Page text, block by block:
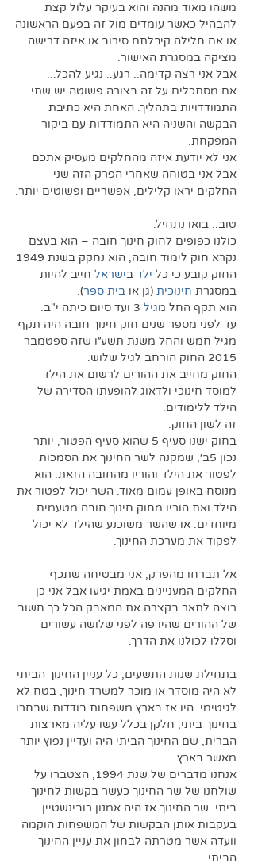
משהו מאוד מהנה והוא בעיקר עלול קצת
להבהיל כאשר עומדים מול זה בפעם הראשונה
או אם חלילה קיבלתם סירוב או איזה דרישה
מציקה במסגרת האישור.
אבל אני רצה קדימה.. רגע.. נגיע להכל...
אם מסתכלים על זה בצורה פשוטה יש שתי
התמודדויות בתהליך. האחת היא כתיבת
הבקשה והשניה היא התמודדות עם ביקור
המפקחת.
אני לא יודעת איזה מהחלקים מעסיק אתכם
אבל אני בטוחה שאחרי הפרק הזה שני
החלקים יראו קלילים, אפשריים ופשוטים יותר.
טוב.. בואו נתחיל.
כולנו כפופים לחוק חינוך חובה – הוא בעצם
החוק קובע כי כל ילד בישראל חייב להיות
במסגרת חינוכית (גן או בית ספר).
הוא תקף החל מגיל
עד לפני מספר שנים חוק חינוך חובה היה תקף
מגיל חמש והחל משנת תשע״ו שזה ספטמבר
2015 החוק הורחב לגיל שלוש.
החוק מחייב את ההורים לרשום את הילד
למוסד חינוכי ולדאוג להופעתו הסדירה של
הילד ללימודים.
זה לשון החוק.
בחוק ישנו סעיף 5 שהוא סעיף הפטור, יותר
נכון 5ב׳, שמקנה לשר החינוך את הסמכות
לפטור את הילד והוריו מהחובה הזאת. הוא
מנוסח באופן עמום מאוד. השר יכול לפטור את
הילד ואת הוריו מחוק חינוך חובה מטעמים
מיוחדים. או שהשר משוכנע שהילד לא יכול
לפקוד את מערכת החינוך.
אל תברחו מהפרק, אני מבטיחה שתכף
החלקים המעניינים באמת יגיעו אבל אני כן
רוצה לתאר בקצרה את המאבק הכל כך חשוב
של ההורים שהיו פה לפני שלושה עשורים
וסללו לכולנו את הדרך.
בתחילת שנות התשעים, כל עניין החינוך הביתי
לא היה מוסדר או מוכר למשרד חינוך, בטח לא
לגיטימי. היו אז בארץ משפחות בודדות שבחרו
בחינוך ביתי, חלקן בכלל עשו עליה מארצות
הברית, שם החינוך הביתי היה ועדיין נפוץ יותר
מאשר בארץ.
אנחנו מדברים של שנת 1994, הצטברו על
שולחנו של שר החינוך כעשר בקשות לחינוך
ביתי. שר החינוך אז היה אמנון רובינשטיין.
בעקבות אותן הבקשות של המשפחות הוקמה
וועדה אשר מטרתה לבחון את עניין החינוך
הביתי.